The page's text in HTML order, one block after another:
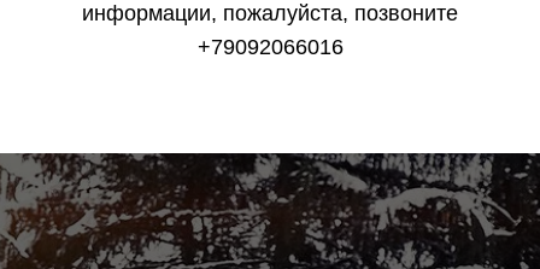
информации, пожалуйста, позвоните
+79092066016